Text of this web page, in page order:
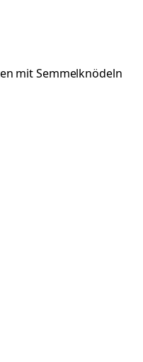
mit Semmelknödeln